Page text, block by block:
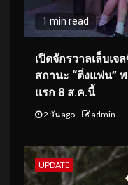
1 min read
เปิดจักรวาลเล็บเจ
สถานะ “ติ่งแฟน”
แรก 8 ส.ค.นี้
2 วัน ago admin
UPDATE